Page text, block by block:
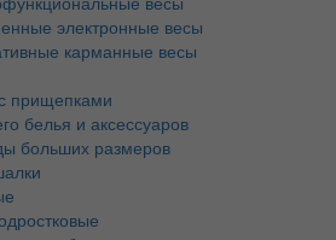
электронные весы
карманные весы
прищепками
белья и аксессуаров
больших размеров